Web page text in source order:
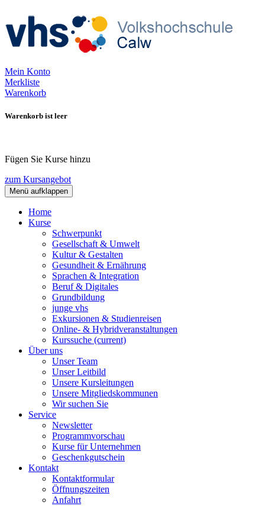
Mein Konto
Merkliste
Warenkorb
Warenkorb ist leer
Fügen Sie Kurse hinzu
zum Kursangebot
Menü aufklappen
Home
Kurse
Schwerpunkt
Gesellschaft & Umwelt
Kultur & Gestalten
Gesundheit & Ernährung
Sprachen & Integration
Beruf & Digitales
Grundbildung
junge vhs
Exkursionen & Studienreisen
Online- & Hybridveranstaltungen
Kurssuche (current)
Über uns
Unser Team
Unser Leitbild
Unsere Kursleitungen
Unsere Mitgliedskommunen
Wir suchen Sie
Service
Newsletter
Programmvorschau
Kurse für Unternehmen
Geschenkgutschein
Kontakt
Kontaktformular
Öffnungszeiten
Anfahrt